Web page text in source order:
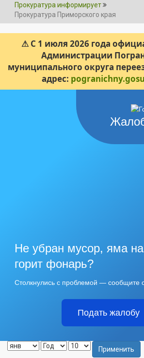
Прокуратура информирует
Прокуратура Приморского края
⚠ С 1 июля 2026 года
Администрации
муниципального округа
адрес:
Не убран мусор, яма
горит фонарь?
Столкнулись с проблемой — сообщите
Подать жалобу
Применить